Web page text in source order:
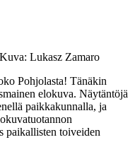
Lukasz Zamaro
Pohjolasta! Tänäkin
elokuva. Näytäntöjä
paikkakunnalla, ja
paikallisten toiveiden